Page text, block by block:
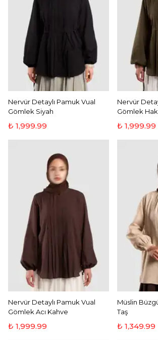
Nervür Detaylı Pamuk Vual
Gömlek Siyah
₺ 1,999.99
Nervür
Gömlek
₺ 1,999.99
Nervür Detaylı Pamuk Vual
Gömlek Acı Kahve
₺ 1,999.99
Müslin
Taş
₺ 1,349.99
İlk siparişine özel %10
kazanmak ister
E-posta
Evet, indirimi istiyorum